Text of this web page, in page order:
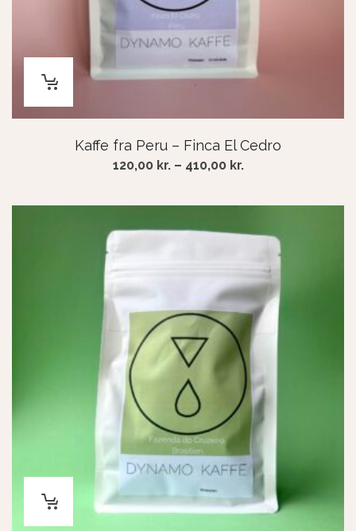
Kaffe fra Peru – Finca El Cedro
120,00 kr. – 410,00 kr.Price